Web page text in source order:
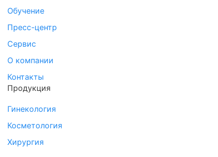
Обучение
Пресс-центр
Сервис
О компании
Контакты
Продукция
Гинекология
Косметология
Хирургия